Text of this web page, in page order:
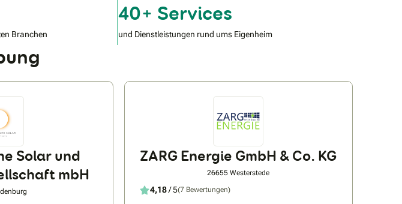
Branchen
40+ Services
und Dienstleistungen rund ums Eigenheim
Solar und
mbH
ZARG Energie GmbH & Co. KG
26655 Westerstede
4,18/ 5(7 Bewertungen)